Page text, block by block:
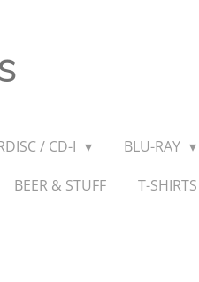
/ CD-I
BLU-RAY
BEER & STUFF
T-SHIRTS